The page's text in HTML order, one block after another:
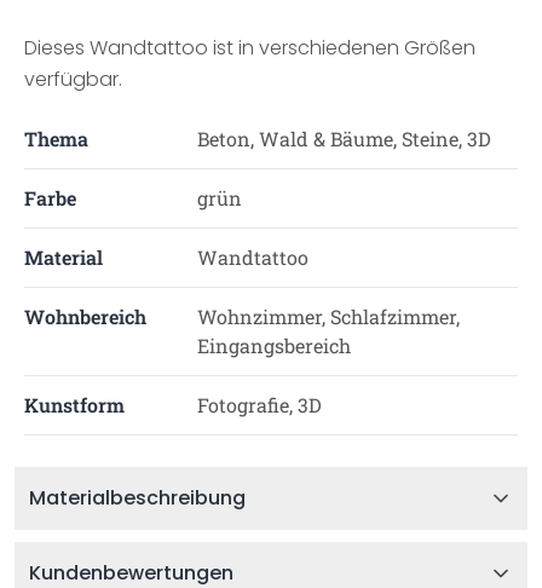
Dieses Wandtattoo ist in verschiedenen Größen
verfügbar.
Thema Beton, Wald & Bäume, Steine, 3D
Farbe grün
Material Wandtattoo
Wohnbereich
Wohnzimmer, Schlafzimmer,
Eingangsbereich
Kunstform Fotografie, 3D
Materialbeschreibung
Kundenbewertungen